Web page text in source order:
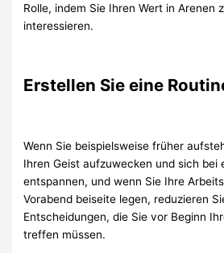
Rolle, indem Sie Ihren Wert in Arenen
interessieren.
Erstellen Sie eine
Wenn Sie beispielsweise früher
Ihren Geist aufzuwecken und sich bei
entspannen, und wenn Sie Ihre
Vorabend beiseite legen, reduzieren
Entscheidungen, die Sie vor Beginn
treffen müssen.